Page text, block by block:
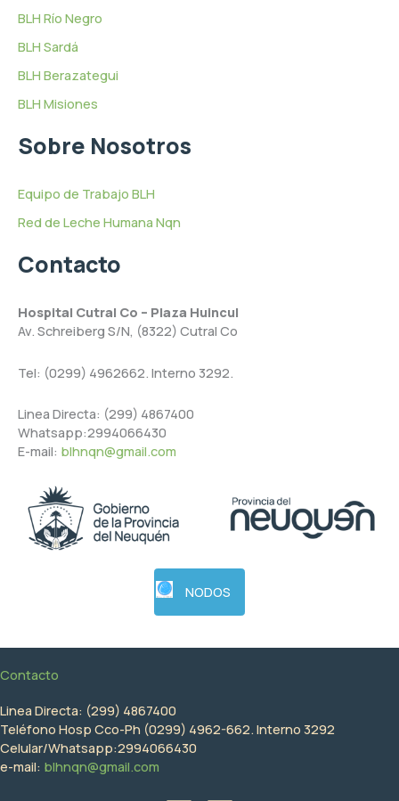
BLH Río Negro
BLH Sardá
BLH Berazategui
BLH Misiones
Sobre Nosotros
Equipo de Trabajo BLH
Red de Leche Humana Nqn
Contacto
Hospital Cutral Co – Plaza Huincul
Av. Schreiberg S/N, (8322) Cutral Co
Tel: (0299) 4962662. Interno 3292.
Linea Directa: (299) 4867400
Whatsapp:2994066430
E-mail: blhnqn@gmail.com
NODOS
Contacto
Linea Directa: (299) 4867400
Teléfono Hosp Cco-Ph (0299) 4962-662. Interno 3292
Celular/Whatsapp:2994066430
e-mail: blhnqn@gmail.com